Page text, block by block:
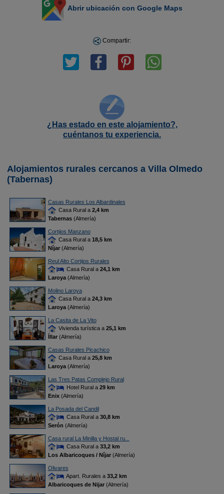
Abrir ubicación con Google Maps
Compartir:
¿Has estado en este alojamiento?,
cuéntanos tu experiencia.
Alojamientos rurales cercanos a Villa Olmedo
(Tabernas)
Casas Rurales Los Albardinales
Casa Rural a 2,4 km
Tabernas(Almería)
Cortijos Manzano
Casa Rural a 18,5 km
Níjar(Almería)
Reul Alto Cortijos Rurales
Casa Rural a 24,1 km
Laroya(Almería)
Molino Laroya
Casa Rural a 24,3 km
Laroya(Almería)
La Casita de La Vito
Vivienda turística a 25,1 km
Íllar(Almería)
Casas Rurales Picachico
Casa Rural a 25,8 km
Laroya(Almería)
Las Tres Patas Complejo Rural
Hotel Rural a 29 km
Enix(Almería)
La Posada del Candil
Casa Rural a 30,8 km
Serón (Almería)
Casa rural La Minilla y Hostal ru...
Casa Rural a 33,2 km
Los Albaricoques / Níjar(Almería)
Olivares
Apart. Rurales a 33,2 km
Albaricoques de Nijar(Almería)